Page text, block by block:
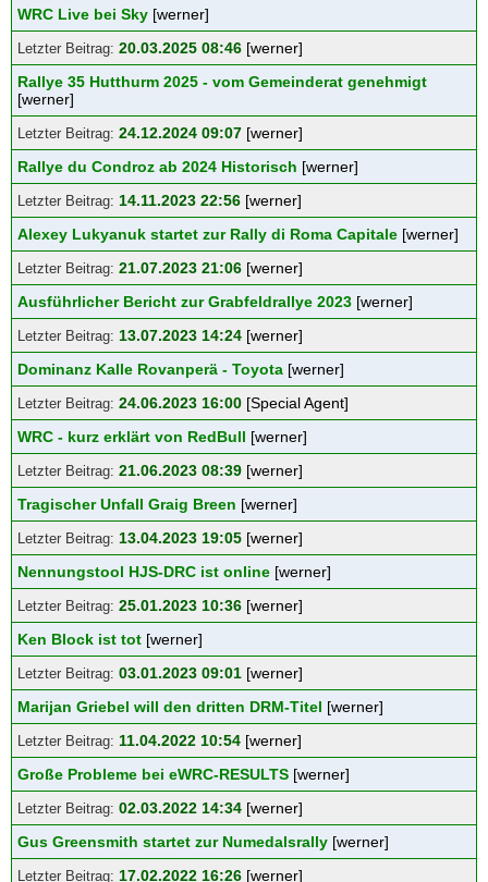
WRC Live bei Sky [werner]
20.03.2025 08:46 [werner]
Rallye 35 Hutthurm 2025 - vom Gemeinderat genehmigt
[werner]
24.12.2024 09:07 [werner]
Rallye du Condroz ab 2024 Historisch [werner]
14.11.2023 22:56 [werner]
Alexey Lukyanuk startet zur Rally di Roma Capitale [werner]
21.07.2023 21:06 [werner]
Ausführlicher Bericht zur Grabfeldrallye 2023 [werner]
13.07.2023 14:24 [werner]
Dominanz Kalle Rovanperä - Toyota [werner]
24.06.2023 16:00 [Special Agent]
WRC - kurz erklärt von RedBull [werner]
21.06.2023 08:39 [werner]
Tragischer Unfall Graig Breen [werner]
13.04.2023 19:05 [werner]
Nennungstool HJS-DRC ist online [werner]
25.01.2023 10:36 [werner]
Ken Block ist tot [werner]
03.01.2023 09:01 [werner]
Marijan Griebel will den dritten DRM-Titel [werner]
11.04.2022 10:54 [werner]
Große Probleme bei eWRC-RESULTS [werner]
02.03.2022 14:34 [werner]
Gus Greensmith startet zur Numedalsrally [werner]
17.02.2022 16:26 [werner]